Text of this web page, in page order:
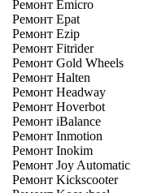
Ремонт Emicro
Ремонт Epat
Ремонт Ezip
Ремонт Fitrider
Ремонт Gold Wheels
Ремонт Halten
Ремонт Headway
Ремонт Hoverbot
Ремонт iBalance
Ремонт Inmotion
Ремонт Inokim
Ремонт Joy Automatic
Ремонт Kickscooter